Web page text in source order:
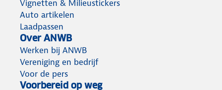
Vignetten & Milieustickers
Auto artikelen
Laadpassen
Over ANWB
Werken bij ANWB
Vereniging en bedrijf
Voor de pers
Voorbereid op weg